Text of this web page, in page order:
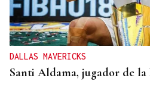
DALLAS MAVERICKS
Santi Aldama, jugador de la